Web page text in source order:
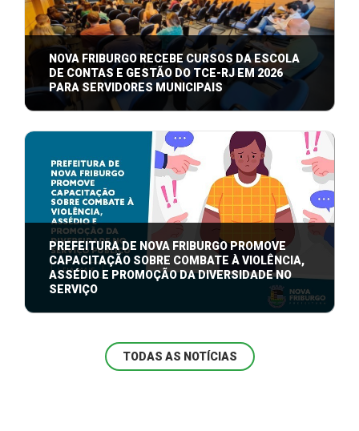
NOVA FRIBURGO RECEBE CURSOS DA ESCOLA
DE CONTAS E GESTÃO DO TCE-RJ EM 2026
PARA SERVIDORES MUNICIPAIS
Friburguense de Gestão (ECG), que pe ...
PREFEITURA DE NOVA FRIBURGO PROMOVE
CAPACITAÇÃO SOBRE COMBATE À VIOLÊNCIA,
ASSÉDIO E PROMOÇÃO DA DIVERSIDADE NO
SERVIÇO
CAPACITAÇÃO SOBRE COMBATE À VIOLÊNCIA,
ASSÉDIO E P ...
TODAS AS NOTÍCIAS